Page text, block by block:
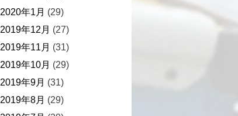
2020年1月 (29)
2019年12月 (27)
2019年11月 (31)
2019年10月 (29)
2019年9月 (31)
2019年8月 (29)